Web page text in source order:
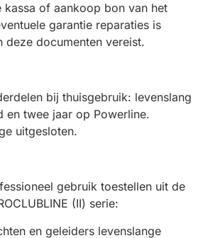
kassa of aankoop bon van het
garantie reparaties is
deze documenten vereist.
bij thuisgebruik: levenslang
en twee jaar op Powerline.
uitgesloten.
gebruik toestellen uit de
(II) serie:
en geleiders levenslange